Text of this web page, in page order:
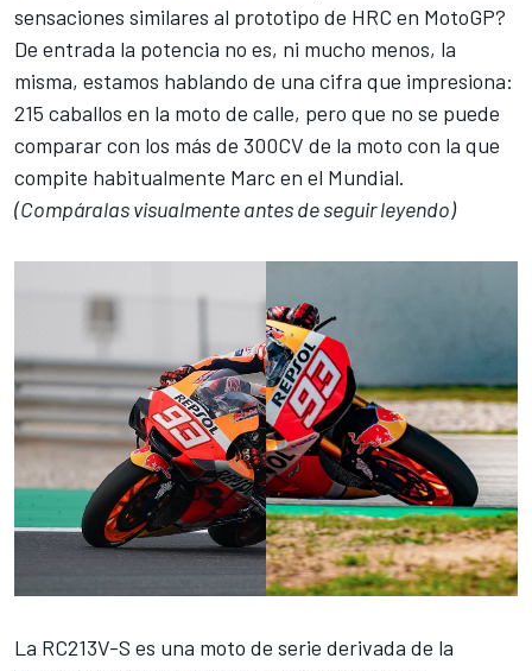
sensaciones similares al prototipo de HRC en MotoGP?
De entrada la potencia no es, ni mucho menos, la
misma, estamos hablando de una cifra que impresiona:
215 caballos en la moto de calle, pero que no se puede
comparar con los más de 300CV de la moto con la que
compite habitualmente Marc en el Mundial.
(Compáralas visualmente antes de seguir leyendo)
La RC213V-S es una moto de serie derivada de la